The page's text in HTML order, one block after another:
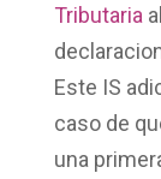
Tributaria
Este IS
caso de
una